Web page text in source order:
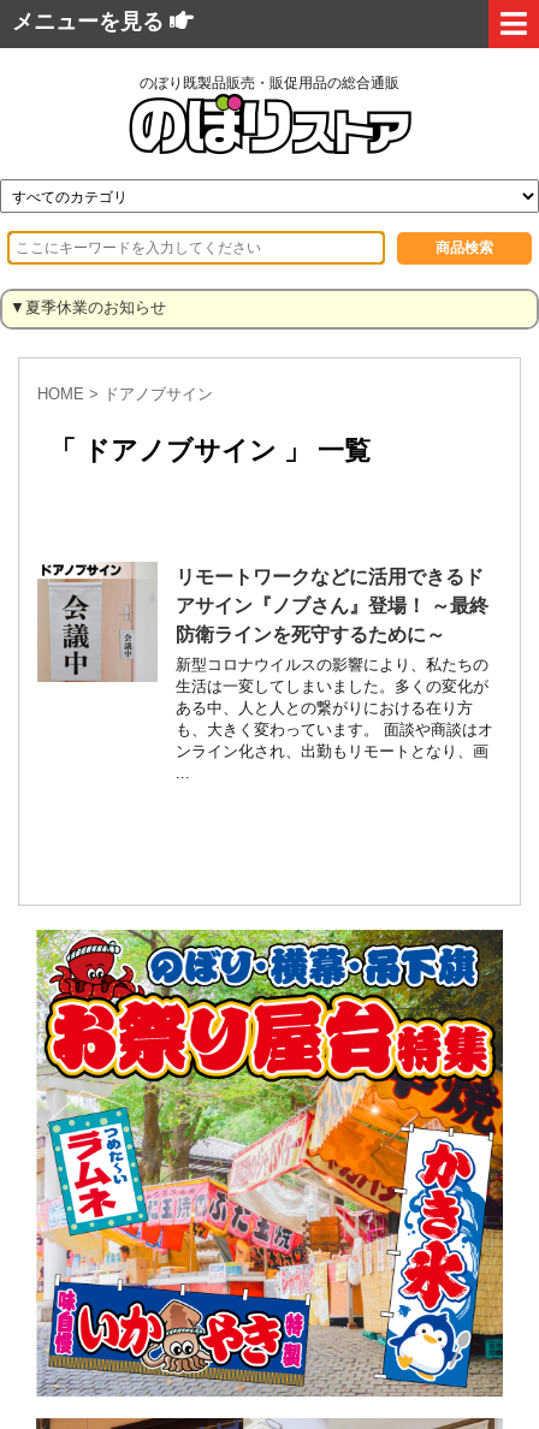
メニューを見る
のぼり既製品販売・販促用品の総合通販
▼夏季休業のお知らせ
HOME > ドアノブサイン
「 ドアノブサイン 」 一覧
リモートワークなどに活用できるド
アサイン『ノブさん』登場！ ～最終
防衛ラインを死守するために～
新型コロナウイルスの影響により、私たちの
生活は一変してしまいました。多くの変化が
ある中、人と人との繋がりにおける在り方
も、大きく変わっています。 面談や商談はオ
ンライン化され、出勤もリモートとなり、画